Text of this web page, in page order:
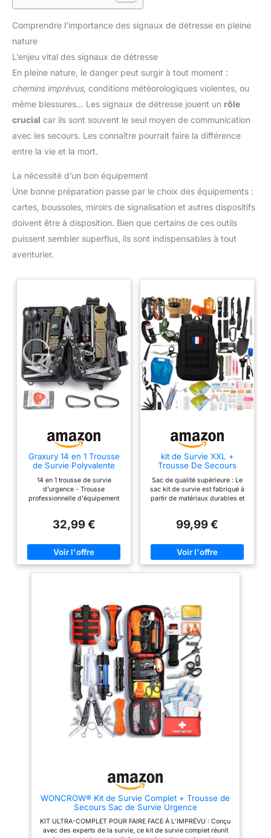
Comprendre l’importance des signaux de détresse en pleine
nature
L’enjeu vital des signaux de détresse
En pleine nature, le danger peut surgir à tout moment :
chemins imprévus, conditions météorologiques violentes, ou
même blessures… Les signaux de détresse jouent un rôle
crucial car ils sont souvent le seul moyen de communication
avec les secours. Les connaître pourrait faire la différence
entre la vie et la mort.
La nécessité d’un bon équipement
Une bonne préparation passe par le choix des équipements :
cartes, boussoles, miroirs de signalisation et autres dispositifs
doivent être à disposition. Bien que certains de ces outils
puissent sembler superflus, ils sont indispensables à tout
aventurier.
Graxury 14 en 1 Trousse
de Survie Polyvalente
Soins pour Les Sports de
Plein Air, Le Camping,
l'alpinisme, Les Pierres
Pince)
14 en 1 trousse de survie
d'urgence - Trousse
professionnelle d'équipement
sifflet, grattoir à incendie, scie à
sécurité, papier
multifonctionnel, couteau, pince
à bouteille d'eau, couverture
seulement, facile à mettre dans
un sac à dos ou une voiture,
peut également être utilisé pour
le camping et la randonnée.
Idéal pour les amateurs de plein
air - Camping, randonnée,
sauvetage, chasse, exploration,
survie et urgences Large
application - Vous pouvez
utiliser ce kit de survie dans de
nombreuses situations: pause
électrique, camping, randonnée,
pêche, chasse, alpinisme, etc.
Pour les amateurs de plein air,
c'est un kit idéal et un bon
situations d'urgence. Votre mari,
pensera que c'est une bonne
chaussette ou un cadeau
32,99 €
kit de Survie XXL +
Trousse De Secours
Pelle Pioche Pliante -
scie - Boussole -
Paracorde - Couteau
Allume Feu - Lampe
Torche - Filtre à Eau -
Sac de qualité supérieure : Le
sac kit de survie est fabriqué à
partir de matériaux durables et
difficiles. Il dispose de
poches pour organiser
efficacement votre équipement.
Équipement complet : Ce kit
isothermique, une trousse de
premiers secours complete, un
sifflet de survie, une lampe de
poche, un couteau multifonction,
une corde, un bracelet
paracorde, une boussole, des
gants, une paille filtrante, une
scie et bien plus encore.
Polyvalent et adapté à toutes les
situations : Que vous soyez en
camping, en randonnée, en
expédition en montagne ou
confronté à une situation
d'urgence, ce sac kit de survie
vous offre tout ce dont vous
conçu pour être compact et
léger, facilitant ainsi son
transport lors de vos
déplacements en plein air. Il se
range facilement dans un sac à
99,99 €
WONCROW® Kit de Survie Complet + Trousse de
Secours Sac de Survie Urgence
KIT ULTRA-COMPLET POUR FAIRE FACE À L’IMPRÉVU : Conçu
avec des experts de la survie, ce kit de survie complet réunit